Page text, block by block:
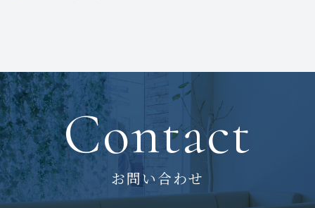
Contact
お問い合わせ